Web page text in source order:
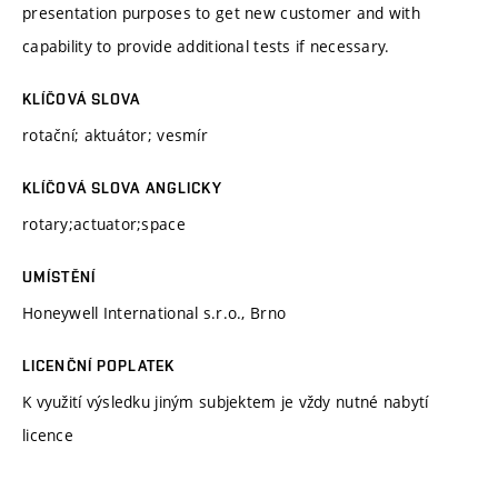
presentation purposes to get new customer and with
capability to provide additional tests if necessary.
KLÍČOVÁ SLOVA
rotační; aktuátor; vesmír
KLÍČOVÁ SLOVA ANGLICKY
rotary;actuator;space
UMÍSTĚNÍ
Honeywell International s.r.o., Brno
LICENČNÍ POPLATEK
K využití výsledku jiným subjektem je vždy nutné nabytí
licence